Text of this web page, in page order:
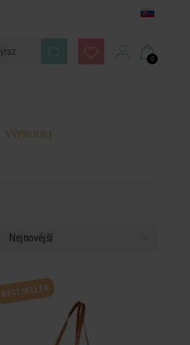
0
VÝPRODEJ
BESTSELLER